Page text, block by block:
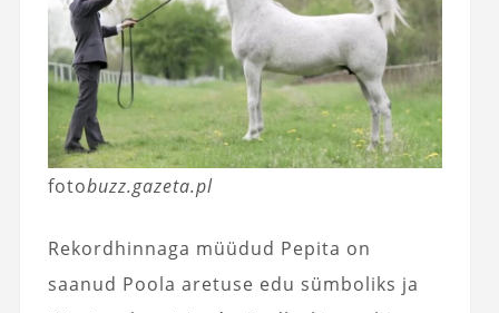
fotobuzz.gazeta.pl
Rekordhinnaga müüdud Pepita on
saanud Poola aretuse edu sümboliks ja